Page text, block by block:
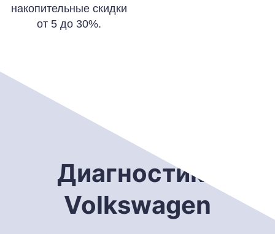
накопительные скидки
от 5 до 30%.
Диагностика
Volkswagen